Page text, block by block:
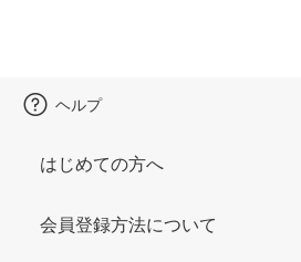
ヘルプ
はじめての方へ
会員登録方法について